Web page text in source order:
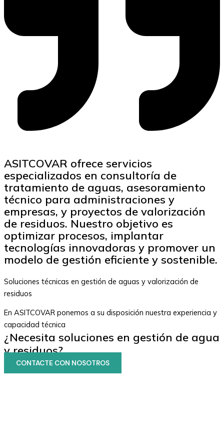
ASITCOVAR ofrece servicios
especializados en consultoría de
tratamiento de aguas, asesoramiento
técnico para administraciones y
empresas, y proyectos de valorización
de residuos. Nuestro objetivo es
optimizar procesos, implantar
tecnologías innovadoras y promover un
modelo de gestión eficiente y sostenible.
Soluciones técnicas en gestión de aguas y valorización de
residuos
En ASITCOVAR ponemos a su disposición nuestra experiencia y
capacidad técnica
¿Necesita soluciones en gestión de agua
y residuos?
CONTACTE CON NOSOTROS